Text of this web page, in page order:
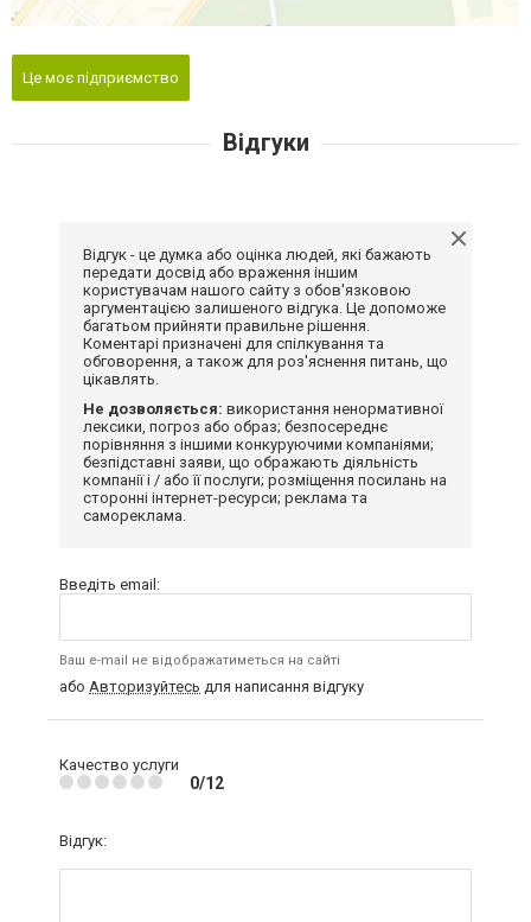
Це моє підприємство
Відгуки
Відгук - це думка або оцінка людей, які бажають
передати досвід або враження іншим
користувачам нашого сайту з обов'язковою
аргументацією залишеного відгука. Це допоможе
багатьом прийняти правильне рішення.
Коментарі призначені для спілкування та
обговорення, а також для роз'яснення питань, що
цікавлять.
Не дозволяється: використання ненормативної
лексики, погроз або образ; безпосереднє
порівняння з іншими конкуруючими компаніями;
безпідставні заяви, що ображають діяльність
компанії і / або її послуги; розміщення посилань на
сторонні інтернет-ресурси; реклама та
самореклама.
Введіть email:
Ваш e-mail не відображатиметься на сайті
або Авторизуйтесь для написання відгуку
Качество услуги
0/12
Відгук: